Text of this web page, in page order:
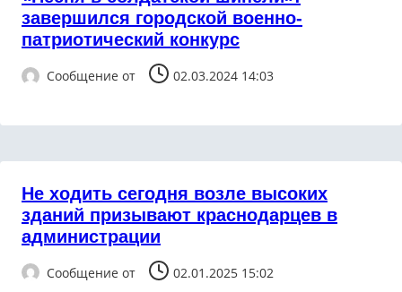
завершился городской военно-
патриотический конкурс
Сообщение от 02.03.2024 14:03
Не ходить сегодня возле высоких
зданий призывают краснодарцев в
администрации
Сообщение от 02.01.2025 15:02